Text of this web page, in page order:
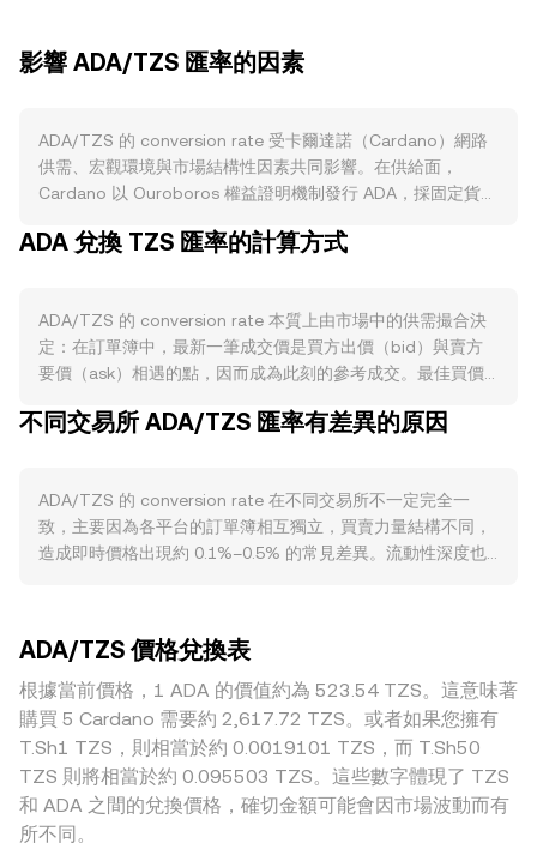
影響 ADA/TZS 匯率的因素
ADA/TZS 的 conversion rate 受卡爾達諾（Cardano）網路
供需、宏觀環境與市場結構性因素共同影響。在供給面，
Cardano 以 Ouroboros 權益證明機制發行 ADA，採固定貨幣
降。質押獎勵鼓勵持幣者將 ADA 委託至質押池，雖然委託期
影響淨供應與賣壓。需求面則取決於 Cardano 生態的活躍度
與使用情境，包含以 Plutus 智能合約驅動的 DeFi、NFT、治
理投票、以及 Hydra、Mithril 等擴容與基礎設施的落地，當鏈
抵押資產的需求，進而影響 ADA/TZS 的 conversion rate。
都會間接牽動 ADA 表現；同時，TZS 的強弱、坦尚尼亞本地
通脹與資本流入/流出狀況也會反映在法幣報價中。監管動態方
面，針對質押服務的監管規範、交易所上架政策、以及各司法
亦會帶來短期波動：永續合約的資金費率（正負值影響套保與
多空部位成本）、期權到期造成的Gamma與Delta 調整、交
易所與鏈上巨鯨錢包的大額出入與委賣/委買行為，均會在結構
性驅動之外疊加波動，使 ADA/TZS 的 conversion rate 在短
期內更為敏感。
ADA 兌換 TZS 匯率的計算方式
ADA/TZS 的 conversion rate 本質上由市場中的供需撮合決
定：在訂單簿中，最新一筆成交價是買方出價（bid）與賣方
要價（ask）相遇的點，因而成為此刻的參考成交。最佳買價
為中間價（mid-price），作為觀測 ADA/TZS 的即時參考
均價（VWAP），公式為：VWAP = Σ(Price_i × Volume_i) / Σ
Volume_i，成交量較大的市場對最終參考值影響更大。至於簡
單的換算運算，在給定 conversion rate 的前提下，TZS 數值
（AMM）的定價機制同樣影響整體參考：常見的恆定乘積模型
為 x × y = k，其中 x 與 y 分別代表池中 ADA 與對手資產的儲
備量，瞬時價格近似等於 y/x；當大額交易改變池子儲備比例
時，ADA 對該資產的相對價格會立刻調整，再經由跨交易所搬
磚與仲裁，間接反映到 ADA/TZS 的 conversion rate。
不同交易所 ADA/TZS 匯率有差異的原因
ADA/TZS 的 conversion rate 在不同交易所不一定完全一
致，主要因為各平台的訂單簿相互獨立，買賣力量結構不同，
造成即時價格出現約 0.1%–0.5% 的常見差異。流動性深度也
因素亦可能形成溢價或折價，例如某些地區對 ADA 質押的規
範、法幣入金管道與合規成本不同，會在本地 ADA/TZS 報價
中體現。很多市場的 ADA 主要先與 USDT/USDC 等穩定幣交
易，再透過穩定幣對 TZS 的報價換算，因此穩定幣相對 TZS
的微小溢折（basis）會餵入最終的 ADA/TZS conversion
rate。雖然跨所套利通常能在價格出現偏離時進場買低賣高，
縮小差距並提升一致性，但受限於提幣/入幣速度、手續費、合
規審查與地區管制，套利並非即時且完美，因此不同交易所之
ADA/TZS 價格兌換表
根據當前價格，1 ADA 的價值約為 523.54 TZS。這意味著
購買 5 Cardano 需要約 2,617.72 TZS。或者如果您擁有
T.Sh1 TZS，則相當於約 0.0019101 TZS，而 T.Sh50
TZS 則將相當於約 0.095503 TZS。這些數字體現了 TZS
和 ADA 之間的兌換價格，確切金額可能會因市場波動而有
所不同。